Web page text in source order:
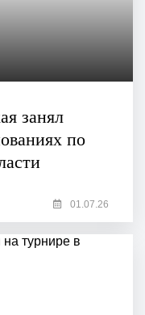
занял
по
01.07.26